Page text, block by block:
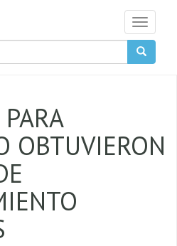
Toggle
OBTUVIERON